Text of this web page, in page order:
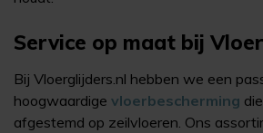
Service op maat bij
Bij Vloerglijders.nl hebben we een
hoogwaardige vloerbescherming
afgestemd op zeilvloeren. Ons